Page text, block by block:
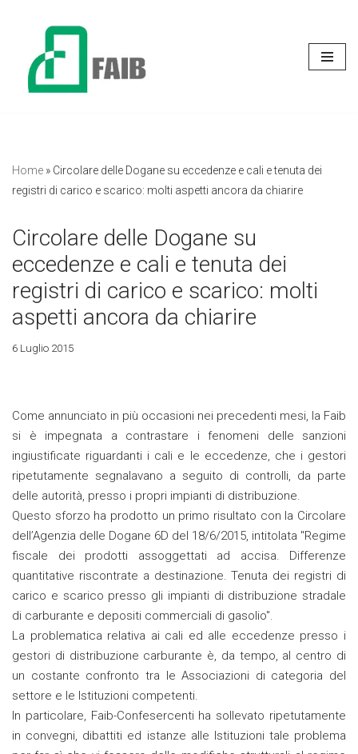
contenuto
Home » Circolare delle Dogane su eccedenze e cali e tenuta dei
registri di carico e scarico: molti aspetti ancora da chiarire
Circolare delle Dogane su
eccedenze e cali e tenuta dei
registri di carico e scarico: molti
aspetti ancora da chiarire
6 Luglio 2015
Come annunciato in più occasioni nei precedenti mesi, la Faib
si è impegnata a contrastare i fenomeni delle sanzioni
ingiustificate riguardanti i cali e le eccedenze, che i gestori
ripetutamente segnalavano a seguito di controlli, da parte
delle autorità, presso i propri impianti di distribuzione.
Questo sforzo ha prodotto un primo risultato con la Circolare
dell’Agenzia delle Dogane 6D del 18/6/2015, intitolata "Regime
fiscale dei prodotti assoggettati ad accisa. Differenze
quantitative riscontrate a destinazione. Tenuta dei registri di
carico e scarico presso gli impianti di distribuzione stradale
di carburante e depositi commerciali di gasolio".
La problematica relativa ai cali ed alle eccedenze presso i
gestori di distribuzione carburante è, da tempo, al centro di
un costante confronto tra le Associazioni di categoria del
settore e le Istituzioni competenti.
In particolare, Faib-Confesercenti ha sollevato ripetutamente
in convegni, dibattiti ed istanze alle Istituzioni tale problema